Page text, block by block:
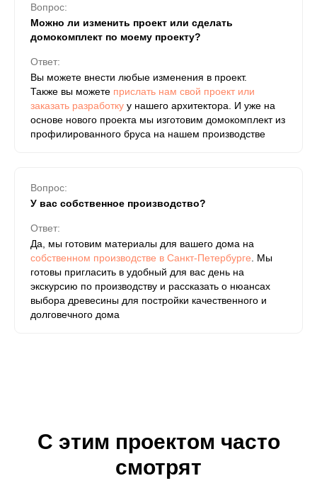
Вопрос:
Можно ли изменить проект или сделать
домокомплект по моему проекту?
Ответ:
Вы можете внести любые изменения в проект.
Также вы можете прислать нам свой проект или
заказать разработку у нашего архитектора. И уже на
основе нового проекта мы изготовим домокомплект из
профилированного бруса на нашем производстве
Вопрос:
У вас собственное производство?
Ответ:
Да, мы готовим материалы для вашего дома на
собственном производстве в Санкт-Петербурге . Мы
готовы пригласить в удобный для вас день на
экскурсию по производству и рассказать о нюансах
выбора древесины для постройки качественного и
долговечного дома
С этим проектом часто
смотрят